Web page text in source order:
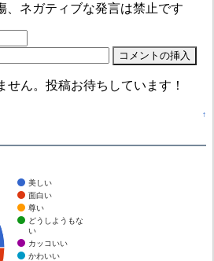
、ネガティブな発言は禁止です
せん。投稿お待ちしています！
↑
美しい
面白い
尊い
どうしようもな
い
カッコいい
かわいい